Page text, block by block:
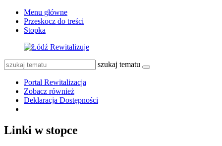
Menu główne
Przeskocz do treści
Stopka
szukaj tematu
Portal Rewitalizacja
Zobacz również
Deklaracja Dostępności
Linki w stopce